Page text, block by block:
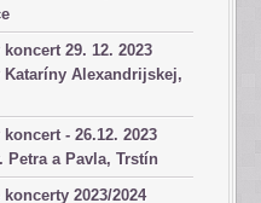
29. 12. 2023
Kataríny Alexandrijskej,
- 26.12. 2023
Petra a Pavla, Trstín
2023/2024